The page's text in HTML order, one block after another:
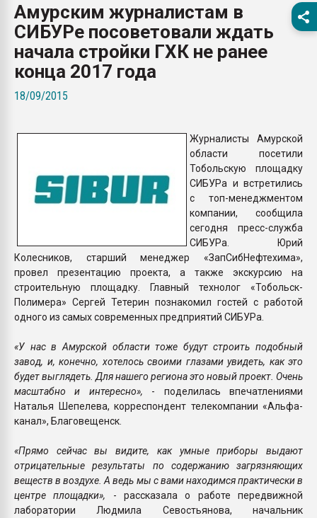
28.07.2026
ситуацией на
Всё, что касается
Амурским журналистам в
СИБУРе посоветовали ждать
начала стройки ГХК не ранее
конца 2017 года
18/09/2015
Журналисты Амурской
области посетили
Тобольскую площадку
СИБУРа и встретились
с топ-менеджментом
компании, сообщила
сегодня пресс-служба
СИБУРа. Юрий
Колесников, старший менеджер «ЗапСибНефтехима»,
провел презентацию проекта, а также экскурсию на
строительную площадку. Главный технолог «Тобольск-
Полимера» Сергей Тетерин познакомил гостей с работой
одного из самых современных предприятий СИБУРа.
«У нас в Амурской области тоже будут строить подобный
завод, и, конечно, хотелось своими глазами увидеть, как это
будет выглядеть. Для нашего региона это новый проект. Очень
масштабно и интересно», - поделилась впечатлениями
Наталья Шепелева, корреспондент телекомпании «Альфа-
канал», Благовещенск.
«Прямо сейчас вы видите, как умные приборы выдают
отрицательные результаты по содержанию загрязняющих
веществ в воздухе. А ведь мы с вами находимся практически в
центре площадки», - рассказала о работе передвижной
лаборатории Людмила Севостьянова, начальник